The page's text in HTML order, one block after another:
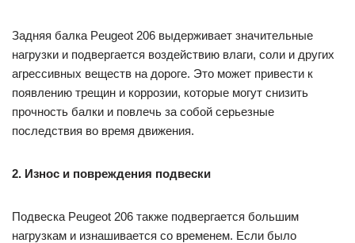
Задняя балка Peugeot 206 выдерживает значительные
нагрузки и подвергается воздействию влаги, соли и других
агрессивных веществ на дороге. Это может привести к
появлению трещин и коррозии, которые могут снизить
прочность балки и повлечь за собой серьезные
последствия во время движения.
2. Износ и повреждения подвески
Подвеска Peugeot 206 также подвергается большим
нагрузкам и изнашивается со временем. Если было